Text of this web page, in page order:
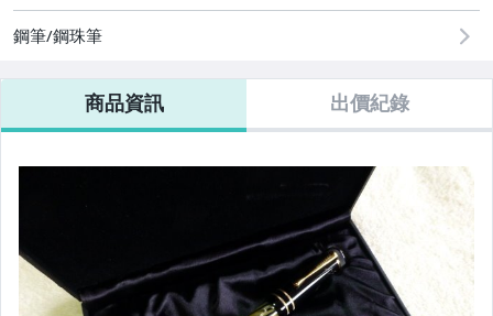
鋼筆/鋼珠筆
商品資訊 出價紀錄